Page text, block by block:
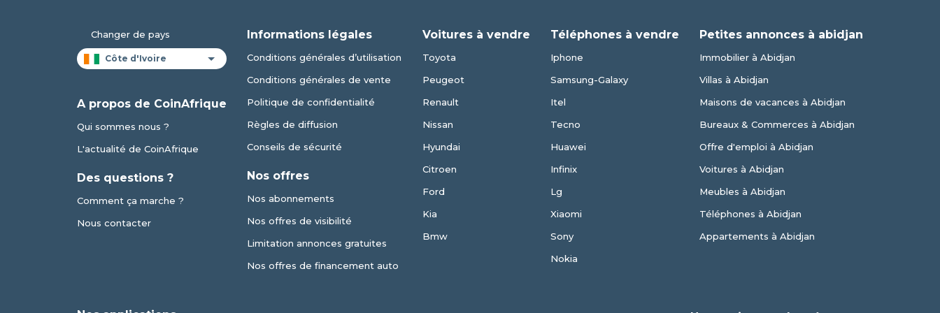
Changer de pays
A propos de CoinAfrique
Qui sommes nous ?
L'actualité de CoinAfrique
Des questions ?
Comment ça marche ?
Nous contacter
Informations légales
Conditions générales d’utilisation
Conditions générales de vente
Politique de confidentialité
Règles de diffusion
Conseils de sécurité
Nos offres
Nos abonnements
Nos offres de visibilité
Limitation annonces gratuites
Nos offres de financement auto
Voitures à vendre
Toyota
Peugeot
Renault
Nissan
Hyundai
Citroen
Ford
Kia
Bmw
Téléphones à vendre
Iphone
Samsung-Galaxy
Itel
Tecno
Huawei
Infinix
Lg
Xiaomi
Sony
Nokia
Petites annonces à abidjan
Immobilier à Abidjan
Villas à Abidjan
Maisons de vacances à Abidjan
Bureaux & Commerces à Abidjan
Offre d'emploi à Abidjan
Voitures à Abidjan
Meubles à Abidjan
Téléphones à Abidjan
Appartements à Abidjan